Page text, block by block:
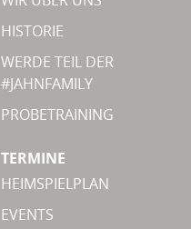
HISTORIE
WERDE TEIL DER
#JAHNFAMILY
PROBETRAINING
TERMINE
HEIMSPIELPLAN
EVENTS